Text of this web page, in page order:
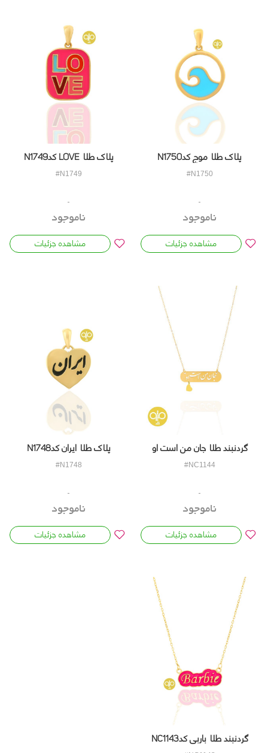
پلاک طلا موج کدN1750
#N1750
ناموجود
مشاهده جزئیات
پلاک طلا LOVE کدN1749
#N1749
ناموجود
مشاهده جزئیات
گردنبند طلا جان من است او
کدNC1144
#NC1144
ناموجود
مشاهده جزئیات
پلاک طلا ایران کدN1748
#N1748
ناموجود
مشاهده جزئیات
گردنبند طلا باربی کدNC1143